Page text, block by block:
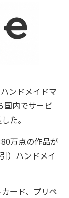
ンドメイドマ
国内でサービ
た。
万点の作品が
）ハンドメイ
ード、プリペ